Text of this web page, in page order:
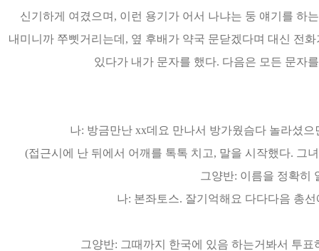
신기하게 여겼으며, 이런 용기가 어서 나냐는 둥 얘기를 하
내미니까 쭈삣거리는데, 옆 후배가 약국 문닫겠다며 대신 전
있다가 내가 문자를 했다. 다음은 모든 문자
나: 방금만난 xx데요 만나서 방가웠슴다 놀라셨
(접근시에 난 뒤에서 어깨를 톡톡 치고, 말을 시작했다. 그
그양반: 이름을 정확히
나: 본좌토스. 잘기억해요 다다다음 총
그양반: 그때까지 한국에 있음 하는거봐서 투